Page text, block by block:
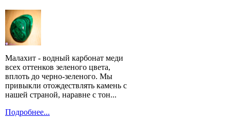
Малахит - водный карбонат меди
всех оттенков зеленого цвета,
вплоть до черно-зеленого. Мы
привыкли отождествлять камень с
нашей страной, наравне с тон...
Подробнее...